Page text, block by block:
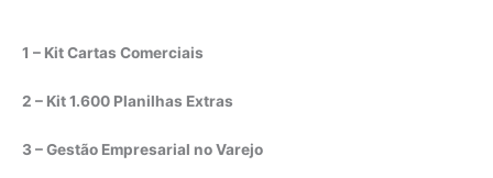
1 – Kit Cartas Comerciais
2 – Kit 1.600 Planilhas Extras
3 – Gestão Empresarial no Varejo